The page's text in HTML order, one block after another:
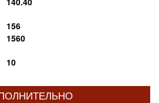
156
1560
10